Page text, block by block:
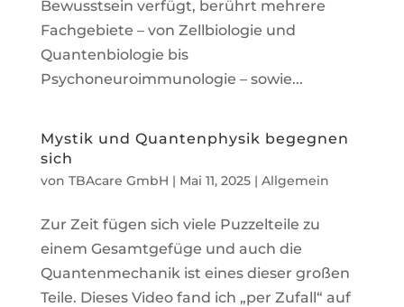
Bewusstsein verfügt, berührt mehrere
Fachgebiete – von Zellbiologie und
Quantenbiologie bis
Psychoneuroimmunologie – sowie...
Mystik und Quantenphysik begegnen
sich
von TBAcare GmbH | Mai 11, 2025| Allgemein
Zur Zeit fügen sich viele Puzzelteile zu
einem Gesamtgefüge und auch die
Quantenmechanik ist eines dieser großen
Teile. Dieses Video fand ich „per Zufall“ auf